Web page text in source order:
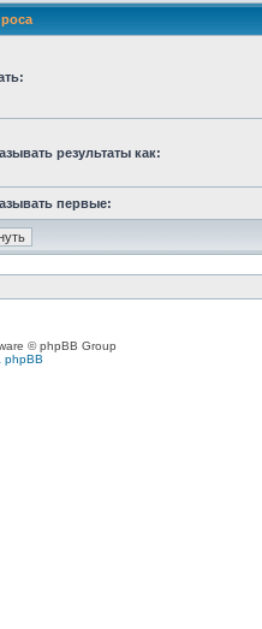
результаты как:
первые:
© phpBB Group
phpBB